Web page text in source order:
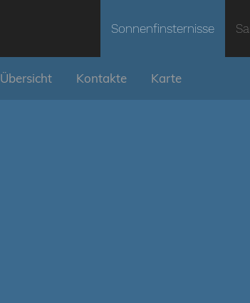
Sonnenfinsternisse
Übersicht Kontakte Karte